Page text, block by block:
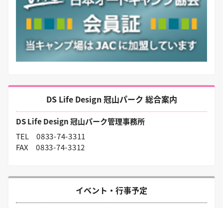
DS Life Design 冠山パーク 総合案内
DS Life Design 冠山パーク管理事務所
TEL 0833-74-3311
FAX 0833-74-3312
イベント・行事予定